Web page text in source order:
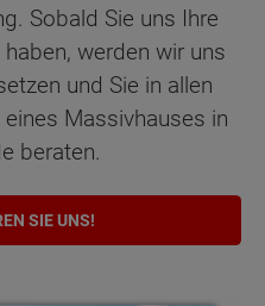
Sobald Sie uns Ihre
werden wir uns
und Sie in allen
Massivhauses in
beraten.
SIE UNS!